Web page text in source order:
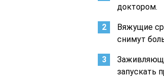
доктором.
Вяжущие
снимут
запускать